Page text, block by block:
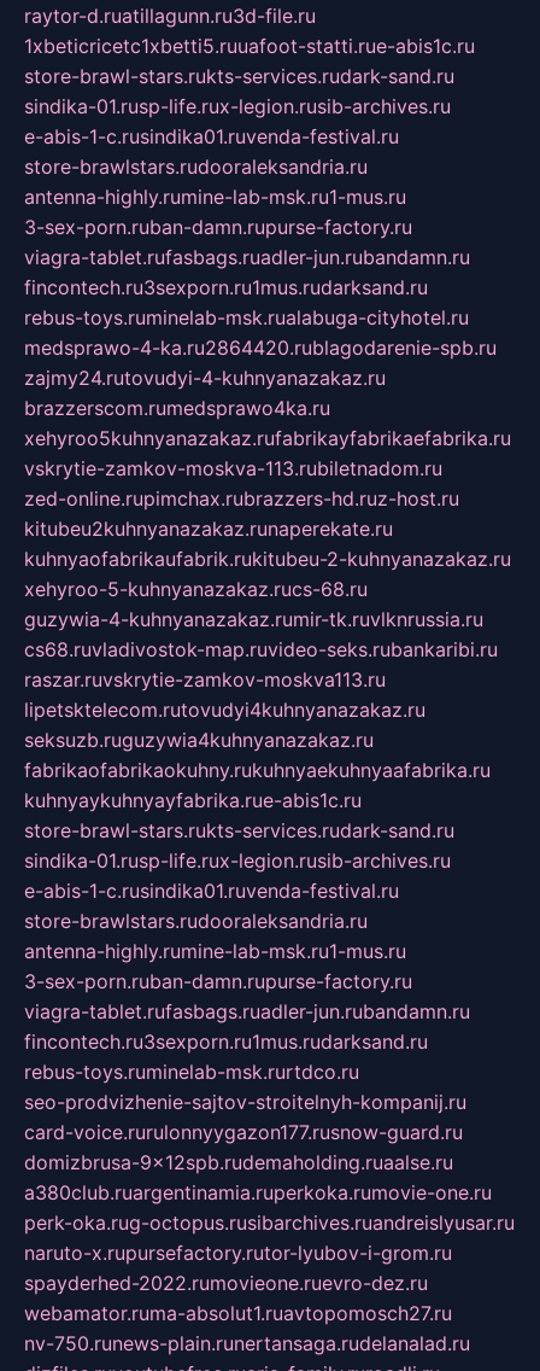
raytor-d.ruatillagunn.ru3d-file.ru
1xbeticricetc1xbetti5.ruuafoot-statti.rue-abis1c.ru
store-brawl-stars.rukts-services.rudark-sand.ru
sindika-01.rusp-life.rux-legion.rusib-archives.ru
e-abis-1-c.rusindika01.ruvenda-festival.ru
store-brawlstars.rudooraleksandria.ru
antenna-highly.rumine-lab-msk.ru1-mus.ru
3-sex-porn.ruban-damn.rupurse-factory.ru
viagra-tablet.rufasbags.ruadler-jun.rubandamn.ru
fincontech.ru3sexporn.ru1mus.rudarksand.ru
rebus-toys.ruminelab-msk.rualabuga-cityhotel.ru
medsprawo-4-ka.ru2864420.rublagodarenie-spb.ru
zajmy24.rutovudyi-4-kuhnyanazakaz.ru
brazzerscom.rumedsprawo4ka.ru
xehyroo5kuhnyanazakaz.rufabrikayfabrikaefabrika.ru
vskrytie-zamkov-moskva-113.rubiletnadom.ru
zed-online.rupimchax.rubrazzers-hd.ruz-host.ru
kitubeu2kuhnyanazakaz.runaperekate.ru
kuhnyaofabrikaufabrik.rukitubeu-2-kuhnyanazakaz.ru
xehyroo-5-kuhnyanazakaz.rucs-68.ru
guzywia-4-kuhnyanazakaz.rumir-tk.ruvlknrussia.ru
cs68.ruvladivostok-map.ruvideo-seks.rubankaribi.ru
raszar.ruvskrytie-zamkov-moskva113.ru
lipetsktelecom.rutovudyi4kuhnyanazakaz.ru
seksuzb.ruguzywia4kuhnyanazakaz.ru
fabrikaofabrikaokuhny.rukuhnyaekuhnyaafabrika.ru
kuhnyaykuhnyayfabrika.rue-abis1c.ru
store-brawl-stars.rukts-services.rudark-sand.ru
sindika-01.rusp-life.rux-legion.rusib-archives.ru
e-abis-1-c.rusindika01.ruvenda-festival.ru
store-brawlstars.rudooraleksandria.ru
antenna-highly.rumine-lab-msk.ru1-mus.ru
3-sex-porn.ruban-damn.rupurse-factory.ru
viagra-tablet.rufasbags.ruadler-jun.rubandamn.ru
fincontech.ru3sexporn.ru1mus.rudarksand.ru
rebus-toys.ruminelab-msk.rurtdco.ru
seo-prodvizhenie-sajtov-stroitelnyh-kompanij.ru
card-voice.rurulonnyygazon177.rusnow-guard.ru
domizbrusa-9x12spb.rudemaholding.ruaalse.ru
a380club.ruargentinamia.ruperkoka.rumovie-one.ru
perk-oka.rug-octopus.rusibarchives.ruandreislyusar.ru
naruto-x.rupursefactory.rutor-lyubov-i-grom.ru
spayderhed-2022.rumovieone.ruevro-dez.ru
webamator.ruma-absolut1.ruavtopomosch27.ru
nv-750.runews-plain.runertansaga.rudelanalad.ru